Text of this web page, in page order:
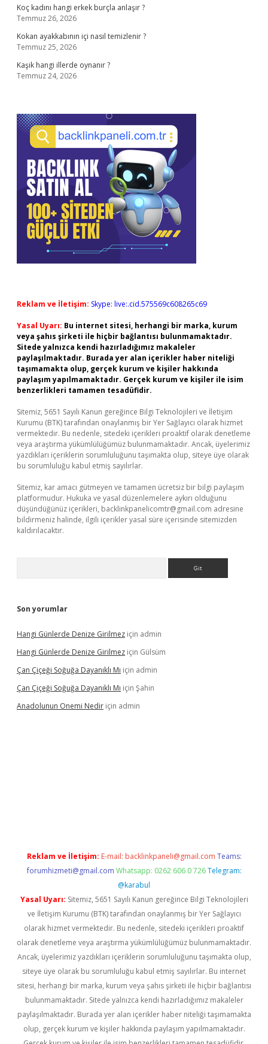
Koç kadını hangi erkek burçla anlaşır ?
Temmuz 26, 2026
Kokan ayakkabının içi nasıl temizlenir ?
Temmuz 25, 2026
Kaşık hangi illerde oynanır ?
Temmuz 24, 2026
Reklam ve İletişim: Skype: live:.cid.575569c608265c69
Yasal Uyarı: Bu internet sitesi, herhangi bir marka, kurum
veya şahıs şirketi ile hiçbir bağlantısı bulunmamaktadır.
Sitede yalnızca kendi hazırladığımız makaleler
paylaşılmaktadır. Burada yer alan içerikler haber niteliği
taşımamakta olup, gerçek kurum ve kişiler hakkında
paylaşım yapılmamaktadır. Gerçek kurum ve kişiler ile isim
benzerlikleri tamamen tesadüfidir.
Sitemiz, 5651 Sayılı Kanun gereğince Bilgi Teknolojileri ve İletişim
Kurumu (BTK) tarafından onaylanmış bir Yer Sağlayıcı olarak hizmet
vermektedir. Bu nedenle, sitedeki içerikleri proaktif olarak denetleme
veya araştırma yükümlülüğümüz bulunmamaktadır. Ancak, üyelerimiz
yazdıkları içeriklerin sorumluluğunu taşımakta olup, siteye üye olarak
bu sorumluluğu kabul etmiş sayılırlar.
Sitemiz, kar amacı gütmeyen ve tamamen ücretsiz bir bilgi paylaşım
platformudur. Hukuka ve yasal düzenlemelere aykırı olduğunu
düşündüğünüz içerikleri, backlinkpanelicomtr@gmail.com adresine
bildirmeniz halinde, ilgili içerikler yasal süre içerisinde sitemizden
kaldırılacaktır.
Son yorumlar
Hangi Günlerde Denize Girilmez için admin
Hangi Günlerde Denize Girilmez için Gülsüm
Çan Çiçeği Soğuğa Dayanıklı Mı için admin
Çan Çiçeği Soğuğa Dayanıklı Mı için Şahin
Anadolunun Onemi Nedir için admin
Reklam ve İletişim: E-mail: backlinkpaneli@gmail.com Teams:
forumhizmeti@gmail.com Whatsapp: 0262 606 0 726 Telegram:
@karabul
Yasal Uyarı: Sitemiz, 5651 Sayılı Kanun gereğince Bilgi Teknolojileri
ve İletişim Kurumu (BTK) tarafından onaylanmış bir Yer Sağlayıcı
olarak hizmet vermektedir. Bu nedenle, sitedeki içerikleri proaktif
olarak denetleme veya araştırma yükümlülüğümüz bulunmamaktadır.
Ancak, üyelerimiz yazdıkları içeriklerin sorumluluğunu taşımakta olup,
siteye üye olarak bu sorumluluğu kabul etmiş sayılırlar. Bu internet
sitesi, herhangi bir marka, kurum veya şahıs şirketi ile hiçbir bağlantısı
bulunmamaktadır. Sitede yalnızca kendi hazırladığımız makaleler
paylaşılmaktadır. Burada yer alan içerikler haber niteliği taşımamakta
olup, gerçek kurum ve kişiler hakkında paylaşım yapılmamaktadır.